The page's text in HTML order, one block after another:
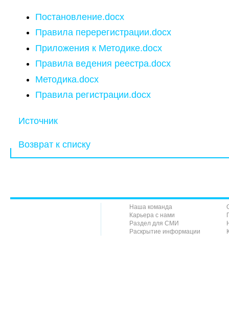
Постановление.docx
Правила перерегистрации.docx
Приложения к Методике.docx
Правила ведения реестра.docx
Методика.docx
Правила регистрации.docx
Источник
Возврат к списку
Наша команда
Карьера с нами
Раздел для СМИ
Раскрытие информации